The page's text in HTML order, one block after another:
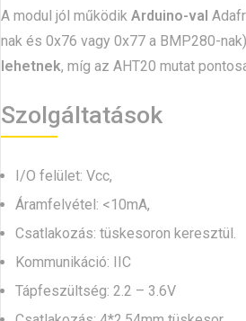
A modul jól működik Arduino-val
nak és 0x76 vagy 0x77 a BMP280-
lehetnek, míg az AHT20 mutat
Szolgáltatások
I/O felület: Vcc,
Áramfelvétel: <10mA,
Csatlakozás: tüskesoron keresztül.
Kommunikáció: IIC
Tápfeszültség: 2.2 – 3.6V